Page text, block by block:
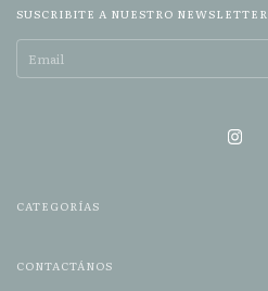
SUSCRIBITE A NUESTRO NEWSLETTER
CATEGORÍAS
CONTACTÁNOS